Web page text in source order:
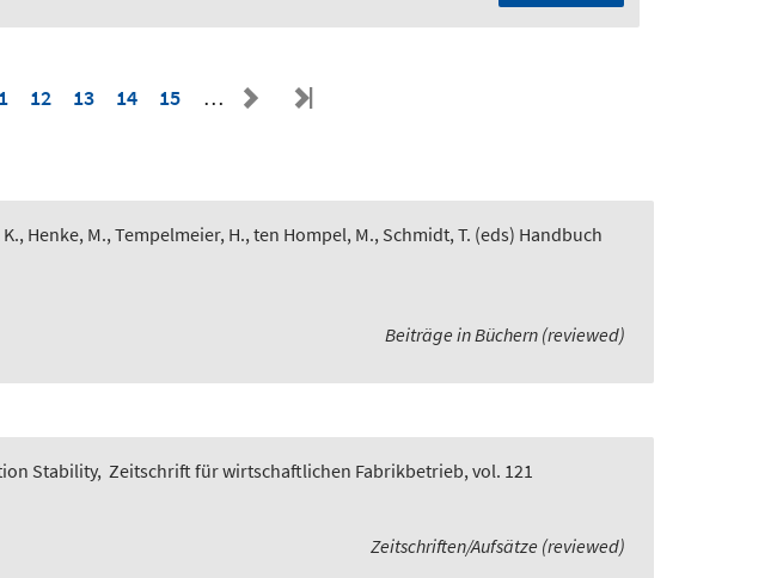
12 13 14 15
…
Henke, M., Tempelmeier, H., ten Hompel, M., Schmidt, T. (eds) Handbuch
Beiträge in Büchern (reviewed)
Stability, Zeitschrift für wirtschaftlichen Fabrikbetrieb, vol. 121
Zeitschriften/Aufsätze (reviewed)